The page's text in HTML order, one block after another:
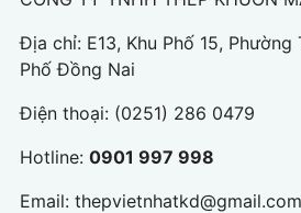
Địa chỉ: E13, Khu Phố 15, Phường
Phố Đồng Nai
Điện thoại: (0251) 286 0479
Hotline: 0901 997 998
Email: thepvietnhatkd@gmail.com